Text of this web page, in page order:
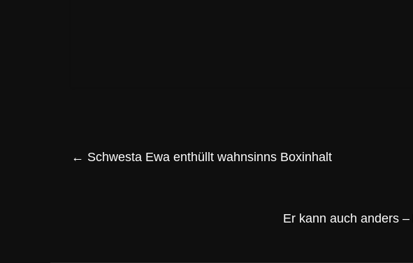
← Schwesta Ewa enthüllt wahnsinns Boxinhalt
Er kann auch anders